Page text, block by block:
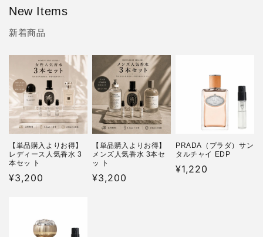
New Items
新着商品
【単品購入よりお得】
レディース人気香水 3
本セッ ト
通
¥3,200
【単品購入よりお得】
メンズ人気香水 3本セ
ッ ト
通
¥3,200
PRADA（プラダ）サン
タルチャイ EDP
通
¥1,220